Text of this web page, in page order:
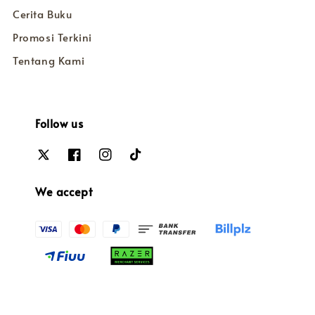
Cerita Buku
Promosi Terkini
Tentang Kami
Follow us
We accept